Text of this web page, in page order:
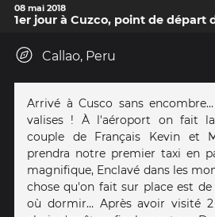
08 mai 2018
1er jour à Cuzco, point de départ
Callao, Peru
Arrivé à Cusco sans
valises ! À l'aéroport on fait la
couple de Français Kevin et
prendra notre premier taxi en
magnifique, Enclavé dans les
chose qu'on fait sur place est
où dormir… Après avoir visité